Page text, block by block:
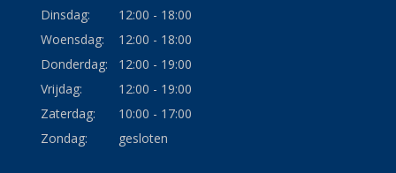
Dinsdag:
12:00 - 18:00
Woensdag:
12:00 - 18:00
Donderdag:
12:00 - 19:00
Vrijdag:
12:00 - 19:00
Zaterdag:
10:00 - 17:00
Zondag:
gesloten